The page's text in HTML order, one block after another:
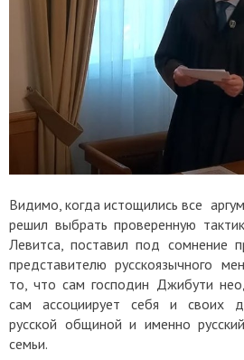
Видимо, когда истощились все
решил выбрать проверенную
Левитса, поставил под сомнение
представителю русскоязычного
то, что сам господин Джибути
сам ассоциирует себя и своих
русской общиной и именно
семьи.